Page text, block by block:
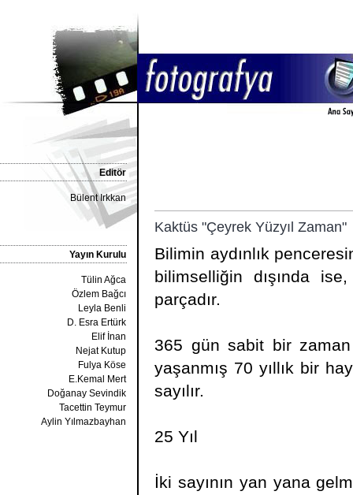
Editör
Bülent Irkkan
Yayın Kurulu
Tülin Ağca
Özlem Bağcı
Leyla Benli
D. Esra Ertürk
Elif İnan
Nejat Kutup
Fulya Köse
E.Kemal Mert
Doğanay Sevindik
Tacettin Teymur
Aylin Yılmazbayhan
Kaktüs "Çeyrek Yüzyıl Zaman"
Bilimin aydınlık
bilimselliğin dışında
parçadır.
365 gün sabit bir zaman
yaşanmış 70 yıllık bir
sayılır.
25 Yıl
İki sayının yan yana